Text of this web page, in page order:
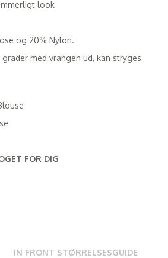
look
og 20% Nylon.
grader med vrangen ud, kan stryges
FOR DIG
IN FRONT STØRRELSESGUIDE